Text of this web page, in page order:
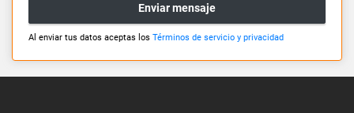
Enviar mensaje
Al enviar tus datos aceptas los Términos de servicio y privacidad